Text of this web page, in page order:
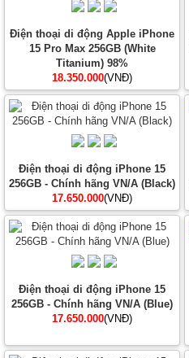
Điện thoại di động Apple iPhone
15 Pro Max 256GB (White
Titanium) 98%
18.350.000(VNĐ)
Điện thoại di động iPhone 15
256GB - Chính hãng VN/A (Black)
17.650.000(VNĐ)
Điện thoại di động iPhone 15
256GB - Chính hãng VN/A (Blue)
17.650.000(VNĐ)